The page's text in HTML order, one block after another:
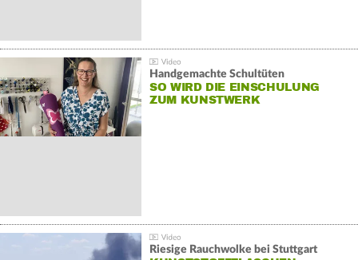
Handgemachte Schultüten
SO WIRD DIE EINSCHULUNG
ZUM KUNSTWERK
Riesige Rauchwolke bei Stuttgart